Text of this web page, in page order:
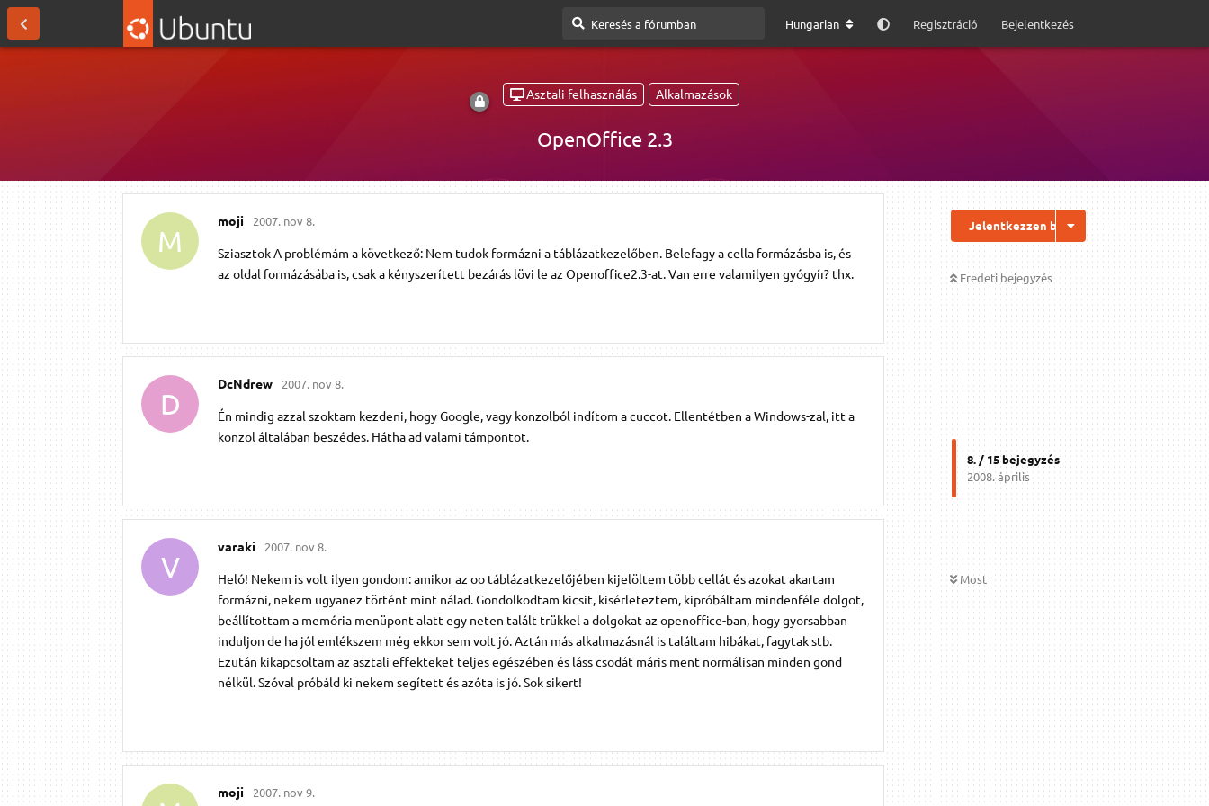
Hungarian Regisztráció Bejelentkezés
Asztali felhasználás Alkalmazások
OpenOffice 2.3
Jelentkezzen be a válaszhoz
Eredeti bejegyzés
8. /15bejegyzés
2008. április
Most
M
moji 2007. nov 8.
Sziasztok A problémám a következő: Nem tudok formázni a táblázatkezelőben. Belefagy a cella formázásba is, és
az oldal formázásába is, csak a kényszerített bezárás lövi le az Openoffice2.3-at. Van erre valamilyen gyógyír? thx.
D
DcNdrew 2007. nov 8.
Én mindig azzal szoktam kezdeni, hogy Google, vagy konzolból indítom a cuccot. Ellentétben a Windows-zal, itt a
konzol általában beszédes. Hátha ad valami támpontot.
V
varaki 2007. nov 8.
Heló! Nekem is volt ilyen gondom: amikor az oo táblázatkezelőjében kijelöltem több cellát és azokat akartam
formázni, nekem ugyanez történt mint nálad. Gondolkodtam kicsit, kisérleteztem, kipróbáltam mindenféle dolgot,
beállítottam a memória menüpont alatt egy neten talált trükkel a dolgokat az openoffice-ban, hogy gyorsabban
induljon de ha jól emlékszem még ekkor sem volt jó. Aztán más alkalmazásnál is találtam hibákat, fagytak stb.
Ezután kikapcsoltam az asztali effekteket teljes egészében és láss csodát máris ment normálisan minden gond
nélkül. Szóval próbáld ki nekem segített és azóta is jó. Sok sikert!
moji 2007. nov 9.